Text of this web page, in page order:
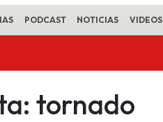
PODCAST NOTICIAS VIDEOS
tornado